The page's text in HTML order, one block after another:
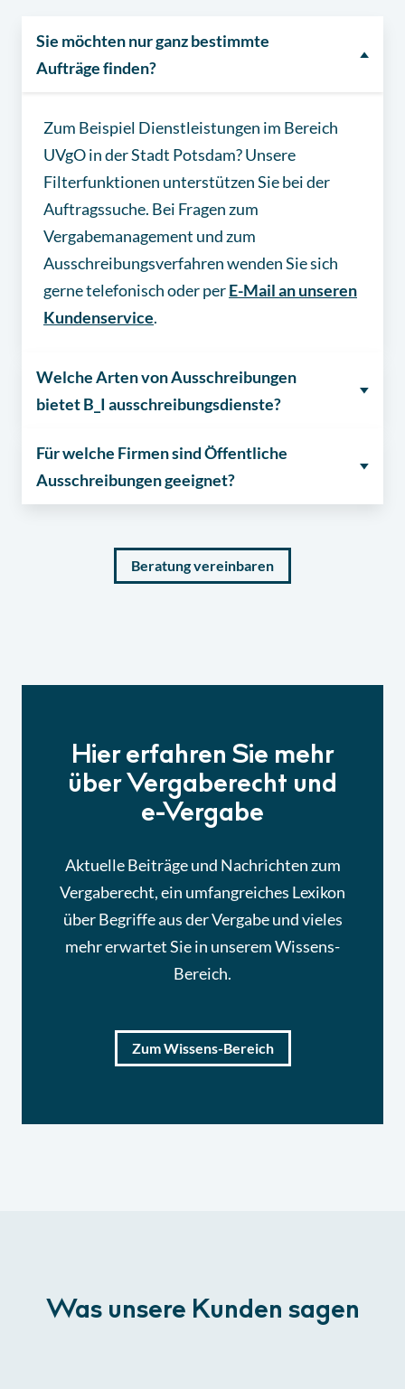
Sie möchten nur ganz bestimmte
Aufträge finden?
Zum Beispiel Dienstleistungen im Bereich
UVgO in der Stadt Potsdam? Unsere
Filterfunktionen unterstützen Sie bei der
Auftragssuche. Bei Fragen zum
Vergabemanagement und zum
Ausschreibungsverfahren wenden Sie sich
gerne telefonisch oder perE-Mail an unseren
Kundenservice.
Welche Arten von Ausschreibungen
bietet B_I ausschreibungsdienste?
Für welche Firmen sind Öffentliche
Ausschreibungen geeignet?
Beratung vereinbaren
Hier erfahren Sie mehr
über Vergaberecht und
e-Vergabe
Aktuelle Beiträge und Nachrichten zum
Vergaberecht, ein umfangreiches Lexikon
über Begriffe aus der Vergabe und vieles
mehr erwartet Sie in unserem Wissens-
Bereich.
Zum Wissens-Bereich
Was unsere Kunden sagen